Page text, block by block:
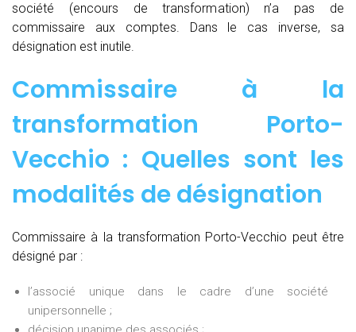
société (encours de transformation) n’a pas de
commissaire aux comptes. Dans le cas inverse, sa
désignation est inutile.
Commissaire à la
transformation Porto-
Vecchio : Quelles sont les
modalités de désignation
Commissaire à la transformation Porto-Vecchio peut être
désigné par :
l’associé unique dans le cadre d’une société
unipersonnelle ;